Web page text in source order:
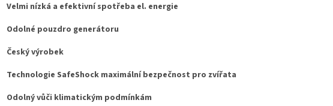
Velmi nízká a efektivní spotřeba el. energie
Odolné pouzdro generátoru
Český výrobek
Technologie SafeShock maximální bezpečnost pro zvířata
Odolný vůči klimatickým podmínkám